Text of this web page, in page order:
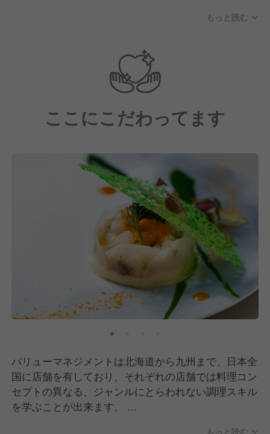
もっと読む
ここにこだわってます
バリューマネジメントは北海道から九州まで、日本全
国に店舗を有しており、それぞれの店舗では料理コン
セプトの異なる、ジャンルにとらわれない調理スキル
を学ぶことが出来ます。
もっと読む